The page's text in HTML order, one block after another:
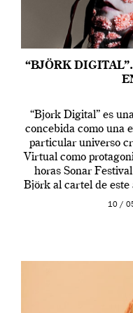
“BJÖRK
“Bjork Digital” es
concebida como una
particular universo
Virtual como
horas Sonar
Björk al cartel de este
en una de las10 /